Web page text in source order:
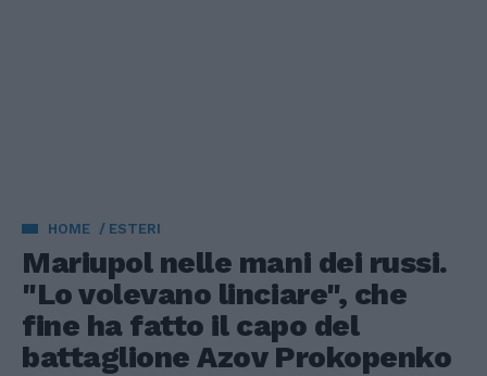
HOME ESTERI
Mariupol nelle mani dei russi.
"Lo volevano linciare", che
fine ha fatto il capo del
battaglione Azov Prokopenko